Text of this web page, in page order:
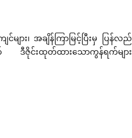
ား၊ အချိန်ကြာမြင့်ပြီးမှ ပြန်လည်
ဒီဇိုင်းထုတ်ထားသောကွန်ရက်များ